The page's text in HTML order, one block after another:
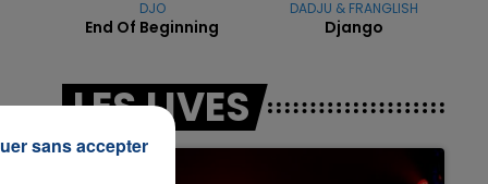
LA TEAM DE L'ÉTÉ
DJO
End Of Beginning
DADJU & FRANGLISH
Django
LES LIVES
sans accepter